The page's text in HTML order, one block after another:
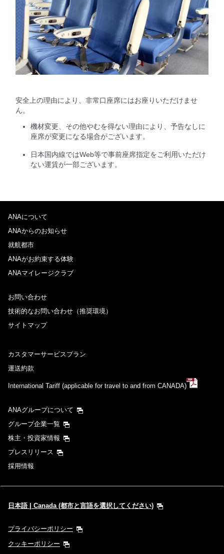
安全上の理由により、非常口座席にはお座りいただけませ
ん。
機材変更、その他やむを得ない理由により、予告なしに
座席が変更になる場合がございます。
日本国内線ではWeb等で事前座席指定をご利用いただけ
ない運賃が一部ございます。
ANAについて
ANAからのお知らせ
就航都市
ANAがお約束する体験
ANAマイレージクラブ
お問い合わせ
技術的なお問い合わせ（推奨環境）
サイトマップ
カスタマーサービスプラン
運送約款
International Tariff (applicable for travel to and from CANADA)
ANAグループについて
グループ企業一覧
株主・投資家情報
プレスリリース
採用情報
日本語 | Canada (都市と言語を選択してください)
プライバシーポリシー
クッキーポリシー